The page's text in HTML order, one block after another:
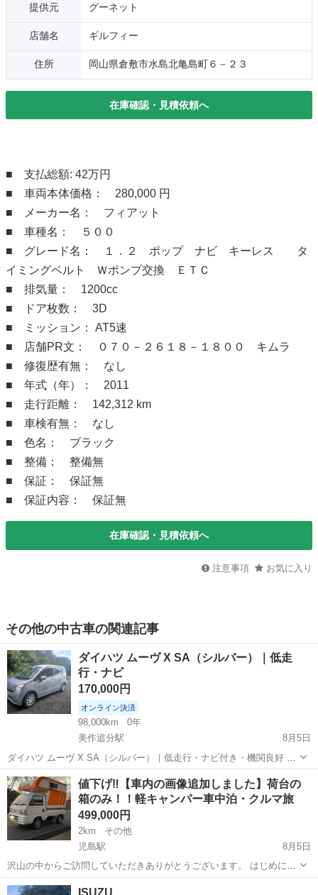
提供元 グーネット
店舗名 ギルフィー
住所 岡山県倉敷市水島北亀島町６－２３
在庫確認・見積依頼へ
■ 支払総額: 42万円
■ 車両本体価格： 280,000 円
■ メーカー名： フィアット
■ 車種名： ５００
■ グレード名： １．２ ポップ ナビ キーレス タ
イミングベルト Ｗポンプ交換 ＥＴＣ
■ 排気量： 1200cc
■ ドア枚数： 3D
■ ミッション： AT5速
■ 店舗PR文： ０７０－２６１８－１８００ キムラ
■ 修復歴有無： なし
■ 年式（年）： 2011
■ 走行距離： 142,312 km
■ 車検有無： なし
■ 色名： ブラック
■ 整備： 整備無
■ 保証： 保証無
■ 保証内容： 保証無
在庫確認・見積依頼へ
注意事項 お気に入り
その他の中古車の関連記事
ダイハツ ムーヴ X SA（シルバー）｜低走
行・ナビ
170,000円
オンライン決済
98,000km
0年
美作追分駅
8月5日
ダイハツ ムーヴ X SA（シルバー）｜低走行・ナビ付き・機関良好 ダ
イハツ ムーヴの出品です。 年式：平成26年（2014年） 走行距離：約
98,000km オートマ（AT） 2WD カラー：シルバー ナビ付き エアコン
正...
岡山 苫田郡 美作追分駅 その他 エンジン
値下げ‼️【車内の画像追加しました】荷台の
箱のみ！！軽キャンパー車中泊・クルマ旅
499,000円
2km
その他
児島駅
8月5日
沢山の中からご訪問していただきありがとうございます。 はじめに、
プロフィールを全く読まずに定型文を送ってこられる方がとても多い
岡山 倉敷市
ISUZU